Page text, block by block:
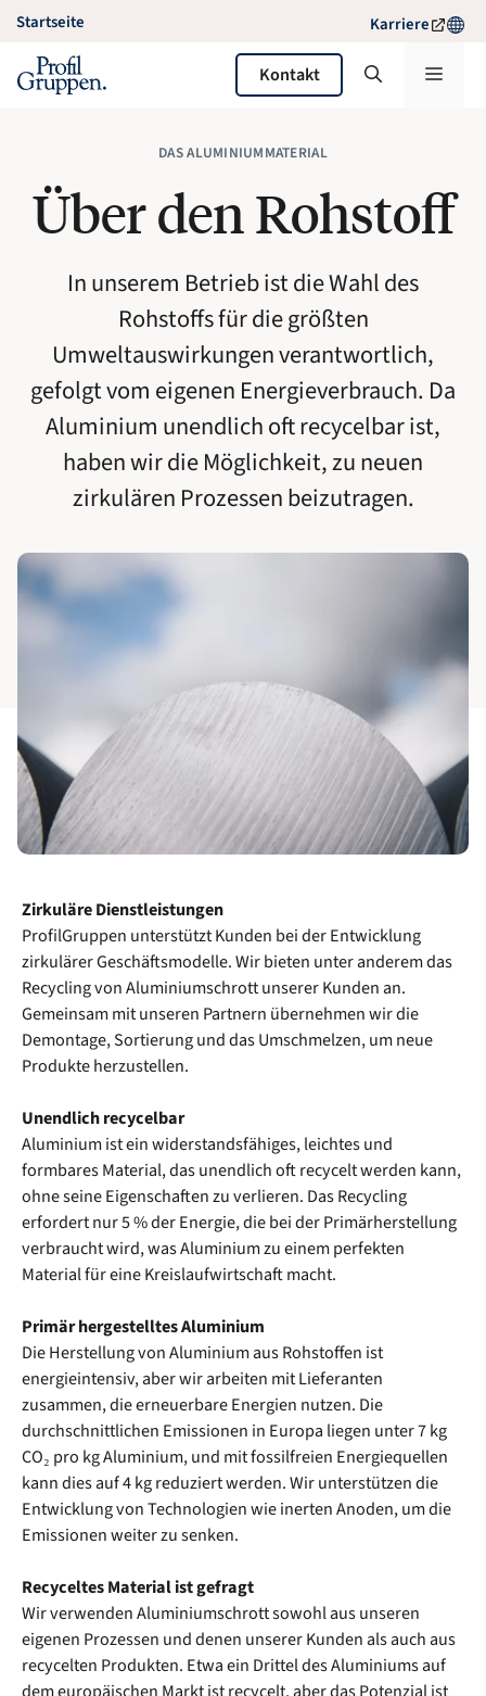
Zum
springen
Startseite Karriere
Kontakt Menü
DAS ALUMINIUMMATERIAL
Über den Rohstoff
In unserem Betrieb ist die Wahl des
Rohstoffs für die größten
Umweltauswirkungen verantwortlich,
gefolgt vom eigenen Energieverbrauch. Da
Aluminium unendlich oft recycelbar ist,
haben wir die Möglichkeit, zu neuen
zirkulären Prozessen beizutragen.
Zirkuläre Dienstleistungen
ProfilGruppen unterstützt Kunden bei der Entwicklung
zirkulärer Geschäftsmodelle. Wir bieten unter anderem das
Recycling von Aluminiumschrott unserer Kunden an.
Gemeinsam mit unseren Partnern übernehmen wir die
Demontage, Sortierung und das Umschmelzen, um neue
Produkte herzustellen.
Unendlich recycelbar
Aluminium ist ein widerstandsfähiges, leichtes und
formbares Material, das unendlich oft recycelt werden kann,
ohne seine Eigenschaften zu verlieren. Das Recycling
erfordert nur 5 % der Energie, die bei der Primärherstellung
verbraucht wird, was Aluminium zu einem perfekten
Material für eine Kreislaufwirtschaft macht.
Primär hergestelltes Aluminium
Die Herstellung von Aluminium aus Rohstoffen ist
energieintensiv, aber wir arbeiten mit Lieferanten
zusammen, die erneuerbare Energien nutzen. Die
durchschnittlichen Emissionen in Europa liegen unter 7 kg
CO₂ pro kg Aluminium, und mit fossilfreien Energiequellen
kann dies auf 4 kg reduziert werden. Wir unterstützen die
Entwicklung von Technologien wie inerten Anoden, um die
Emissionen weiter zu senken.
Recyceltes Material ist gefragt
Wir verwenden Aluminiumschrott sowohl aus unseren
eigenen Prozessen und denen unserer Kunden als auch aus
recycelten Produkten. Etwa ein Drittel des Aluminiums auf